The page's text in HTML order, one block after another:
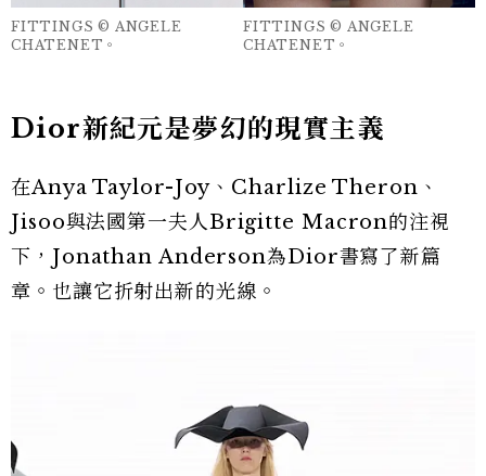
FITTINGS © ANGELE
CHATENET。
FITTINGS © ANGELE
CHATENET。
Dior新紀元是夢幻的現實主義
在Anya Taylor-Joy、Charlize Theron、
Jisoo與法國第一夫人Brigitte Macron的注視
下，Jonathan Anderson為Dior書寫了新篇
章。也讓它折射出新的光線。